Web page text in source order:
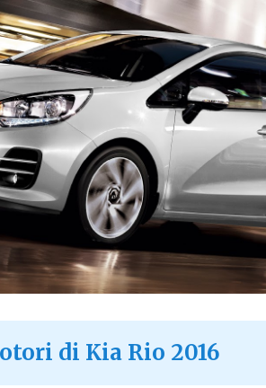
di Kia Rio 2016